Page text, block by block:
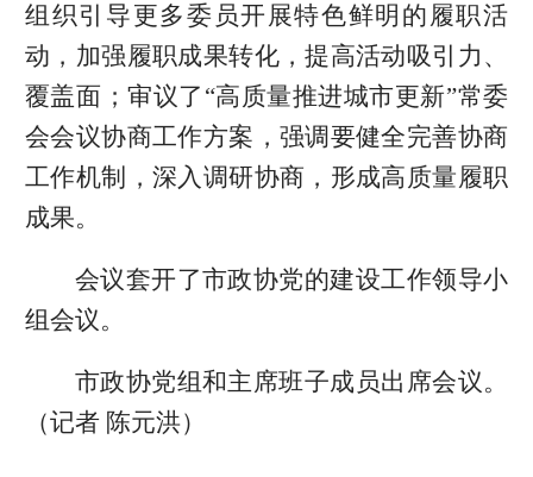
组织引导更多委员开展特色鲜明的履职活
动，加强履职成果转化，提高活动吸引力、
覆盖面；审议了“高质量推进城市更新”常委
会会议协商工作方案，强调要健全完善协商
工作机制，深入调研协商，形成高质量履职
成果。
会议套开了市政协党的建设工作领导小
组会议。
市政协党组和主席班子成员出席会议。
（记者 陈元洪）